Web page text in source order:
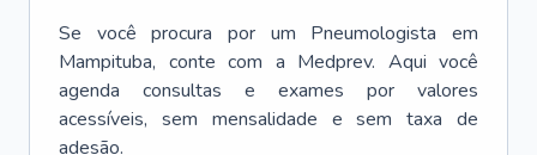
Se você procura por um Pneumologista
em
Mampituba, conte com a Medprev. Aqui você
agenda consultas e exames por valores
acessíveis, sem mensalidade e sem taxa de
adesão.